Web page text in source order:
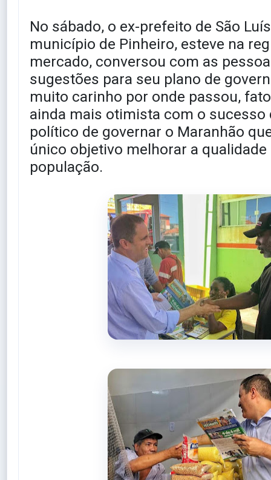
No sábado, o ex-prefeito de São
município de Pinheiro, esteve na
mercado, conversou com as
sugestões para seu plano de
muito carinho por onde passou,
ainda mais otimista com o sucesso
político de governar o Maranhão
único objetivo melhorar a qualidade
população.